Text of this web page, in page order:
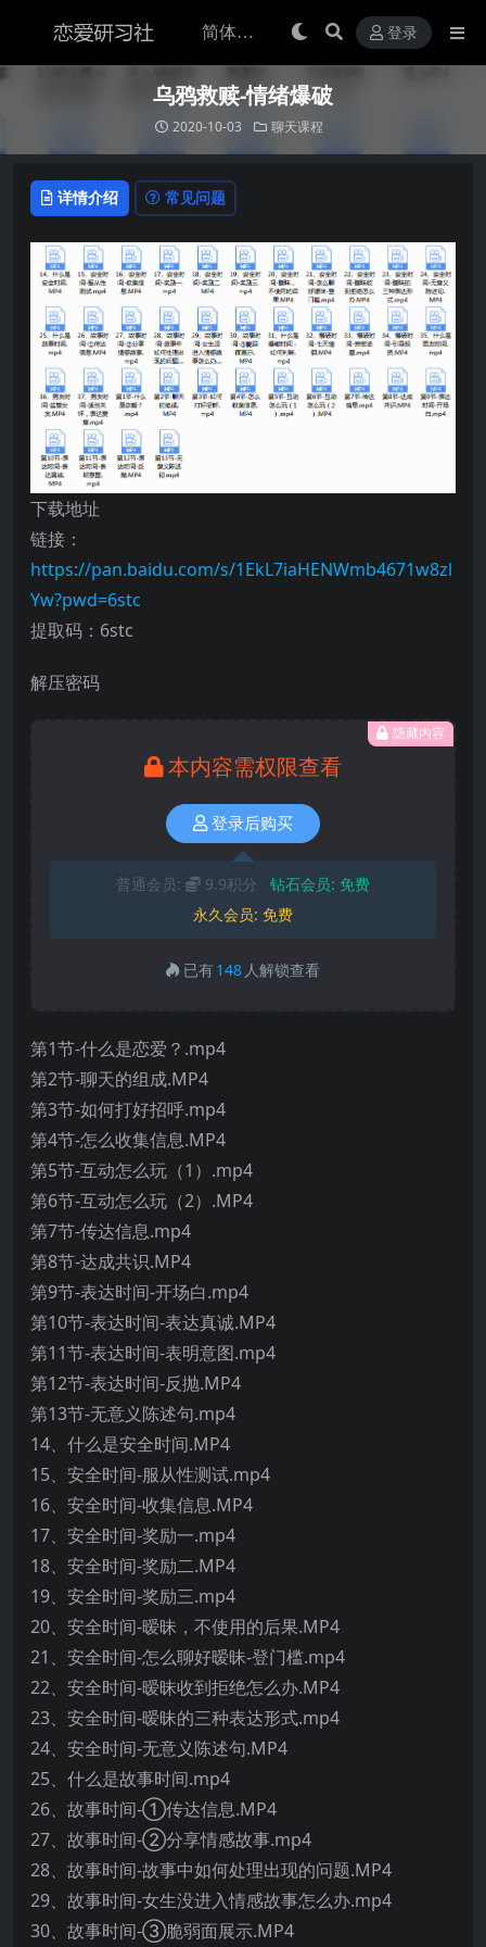
登录
乌鸦救赎-情绪爆破
2020-10-03 聊天课程
详情介绍 常见问题
下载地址
链接：
https://pan.baidu.com/s/1EkL7iaHENWmb4671w8zl
Yw?pwd=6stc
提取码：6stc
解压密码
隐藏内容
本内容需权限查看
登录后购买
普通会员: 9.9积分 钻石会员: 免费
永久会员: 免费
已有148 人解锁查看
第1节-什么是恋爱？.mp4
第2节-聊天的组成.MP4
第3节-如何打好招呼.mp4
第4节-怎么收集信息.MP4
第5节-互动怎么玩（1）.mp4
第6节-互动怎么玩（2）.MP4
第7节-传达信息.mp4
第8节-达成共识.MP4
第9节-表达时间-开场白.mp4
第10节-表达时间-表达真诚.MP4
第11节-表达时间-表明意图.mp4
第12节-表达时间-反抛.MP4
第13节-无意义陈述句.mp4
14、什么是安全时间.MP4
15、安全时间-服从性测试.mp4
16、安全时间-收集信息.MP4
17、安全时间-奖励一.mp4
18、安全时间-奖励二.MP4
19、安全时间-奖励三.mp4
20、安全时间-暧昧，不使用的后果.MP4
21、安全时间-怎么聊好暧昧-登门槛.mp4
22、安全时间-暧昧收到拒绝怎么办.MP4
23、安全时间-暧昧的三种表达形式.mp4
24、安全时间-无意义陈述句.MP4
25、什么是故事时间.mp4
26、故事时间-①传达信息.MP4
27、故事时间-②分享情感故事.mp4
28、故事时间-故事中如何处理出现的问题.MP4
29、故事时间-女生没进入情感故事怎么办.mp4
30、故事时间-③脆弱面展示.MP4